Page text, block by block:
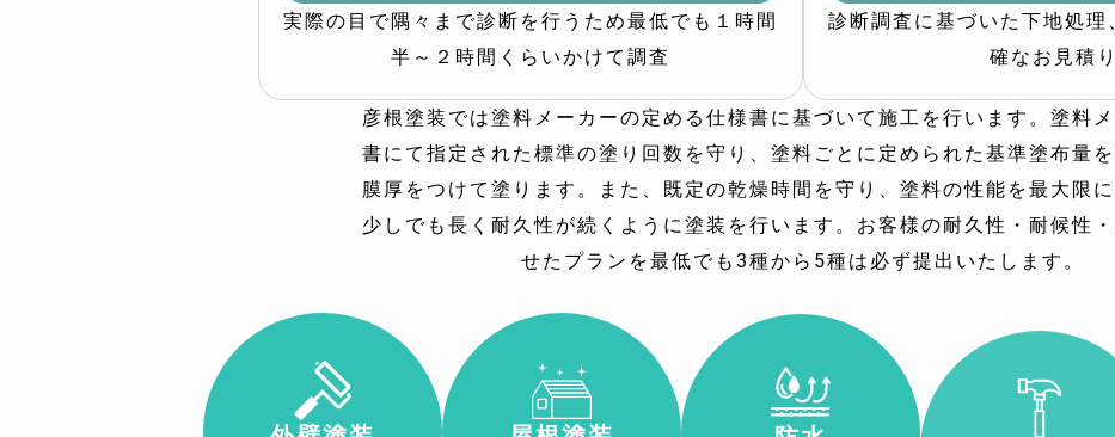
実際の目で隅々まで診断を行うため最低でも１時間
半～２時間くらいかけて調査
診断調査に基づいた下地処理
確なお見積
彦根塗装では塗料メーカーの定める仕様書に基づいて施工を行います。塗料
書にて指定された標準の塗り回数を守り、塗料ごとに定められた基準塗布量
膜厚をつけて塗ります。また、既定の乾燥時間を守り、塗料の性能を最大限に
少しでも長く耐久性が続くように塗装を行います。お客様の耐久性・耐候性
せたプランを最低でも3種から5種は必ず提出いたします。